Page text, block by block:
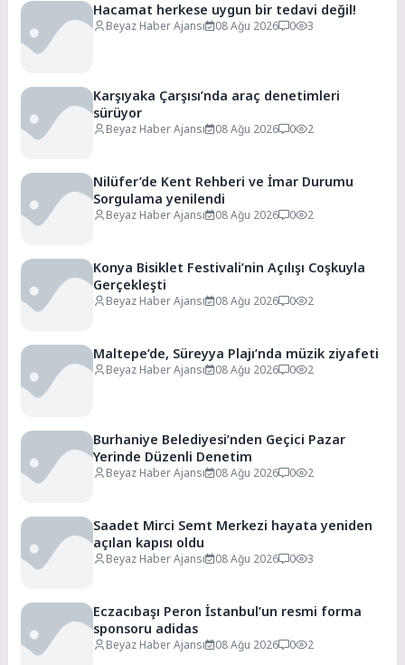
Hacamat herkese uygun bir tedavi değil!
Beyaz Haber Ajansı 08 Ağu 2026 0 3
Karşıyaka Çarşısı’nda araç denetimleri
sürüyor
Beyaz Haber Ajansı 08 Ağu 2026 0 2
Nilüfer’de Kent Rehberi ve İmar Durumu
Sorgulama yenilendi
Beyaz Haber Ajansı 08 Ağu 2026 0 2
Konya Bisiklet Festivali’nin Açılışı Coşkuyla
Gerçekleşti
Beyaz Haber Ajansı 08 Ağu 2026 0 2
Maltepe’de, Süreyya Plajı’nda müzik ziyafeti
Beyaz Haber Ajansı 08 Ağu 2026 0 2
Burhaniye Belediyesi’nden Geçici Pazar
Yerinde Düzenli Denetim
Beyaz Haber Ajansı 08 Ağu 2026 0 2
Saadet Mirci Semt Merkezi hayata yeniden
açılan kapısı oldu
Beyaz Haber Ajansı 08 Ağu 2026 0 3
Eczacıbaşı Peron İstanbul’un resmi forma
sponsoru adidas
Beyaz Haber Ajansı 08 Ağu 2026 0 2